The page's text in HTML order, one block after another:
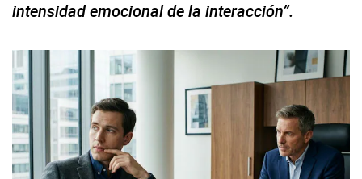
intensidad emocional de la interacción”.